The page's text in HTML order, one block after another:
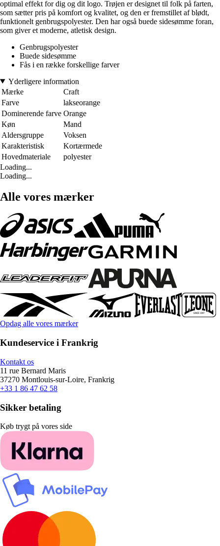
optimal effekt for dig og dit logo. Trøjen er designet til folk på farten,
som sætter pris på komfort og kvalitet, og den er fremstillet af blødt,
funktionelt genbrugspolyester. Den har også buede sidesømme foran,
som giver et moderne, atletisk design.
Genbrugspolyester
Buede sidesømme
Fås i en række forskellige farver
Yderligere information
Mærke
Craft
Farve
lakseorange
Dominerende farve Orange
Køn
Mand
Aldersgruppe
Voksen
Karakteristisk
Kortærmede
Hovedmateriale
polyester
Loading...
Loading...
Alle vores mærker
Opdag alle vores mærker
Kundeservice i Frankrig
Kontakt os
11 rue Bernard Maris
37270 Montlouis-sur-Loire, Frankrig
+33 1 86 47 62 58
Sikker betaling
Køb trygt på vores side